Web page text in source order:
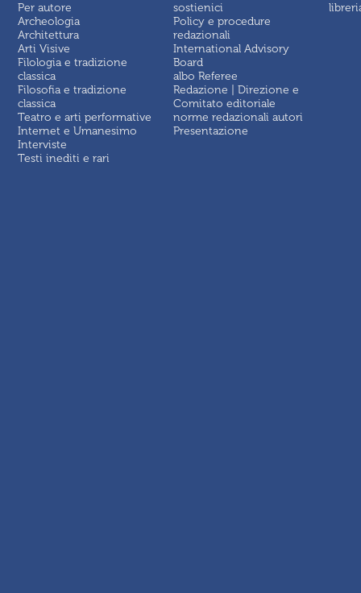
Per autore
Archeologia
Architettura
Arti Visive
Filologia e tradizione
classica
Filosofia e tradizione
classica
Teatro e arti performative
Internet e Umanesimo
Interviste
Testi inediti e rari
sostienici
Policy e procedure
redazionali
International Advisory
Board
albo Referee
Redazione | Direzione e
Comitato editoriale
norme redazionali autori
Presentazione